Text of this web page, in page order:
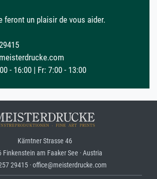
feront un plaisir de vous aider.
- 16:00 | Fr: 7:00 - 13:00
Kärntner Strasse 46
Finkenstein am Faaker See · Austria
29415 · office@meisterdrucke.com